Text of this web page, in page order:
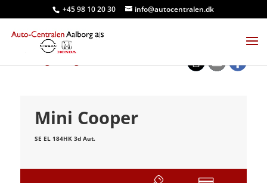
+45 98 10 20 30 info@autocentralen.dk
Mini Cooper
SE EL 184HK 3d Aut.